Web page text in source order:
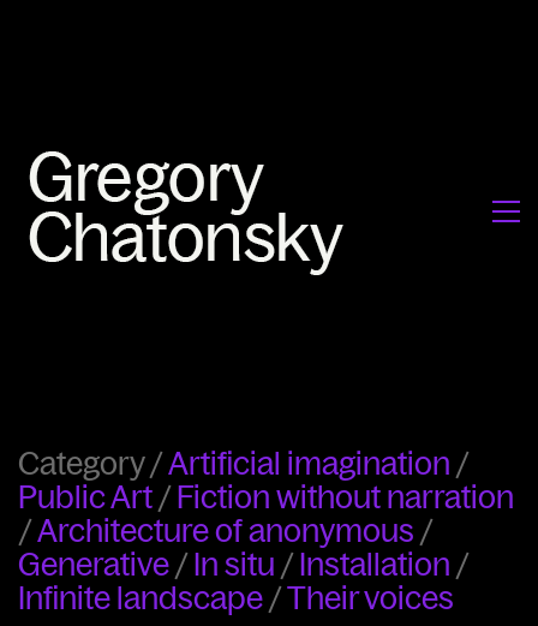
Category /Artificial imagination /
Public Art /Fiction without narration
/Architecture of anonymous /
Generative /In situ /Installation /
Infinite landscape /Their voices